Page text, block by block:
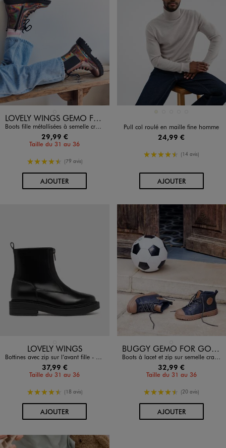
Disponible en 1 coloris LOVELY WINGS GEMO FOR GOOD
Boots fille métallisées à semelle crantée effet crépi
29,99 €
Taille du 31 au 36
4.5/5 de moyenne
(79 avis)
AJOUTERAU PANIER
Pull col roulé en maille fine homme
24,99 €
4.5/5 de moyenne
(14 avis)
AJOUTERAU PANIER
Disponible en 1 coloris
LOVELY WINGS
Bottines avec zip sur l’avant fille - Lovely Wings
37,99 €
Taille du 31 au 36
4.5/5 de moyenne
(18 avis)
AJOUTERAU PANIER
Disponible en 1 coloris BUGGY GEMO FOR GOOD
Boots à lacet et zip sur semelle crantée garçon
32,99 €
Taille du 31 au 36
4.5/5 de moyenne
(20 avis)
AJOUTERAU PANIER